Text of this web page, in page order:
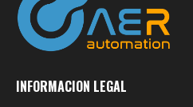
INFORMACION LEGAL